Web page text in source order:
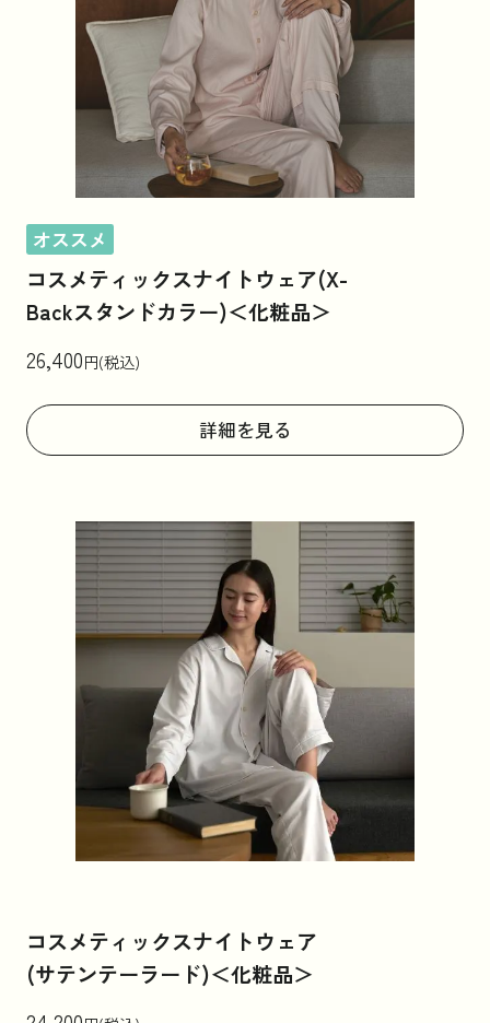
オススメ
コスメティックスナイトウェア(X-
Backスタンドカラー)＜化粧品＞
26,400円(税込)
詳細を見る
コスメティックスナイトウェア
(サテンテーラード)＜化粧品＞